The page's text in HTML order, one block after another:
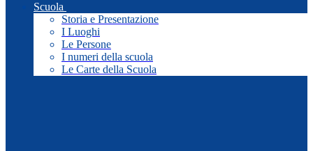
Scuola
Storia e Presentazione
I Luoghi
Le Persone
I numeri della scuola
Le Carte della Scuola